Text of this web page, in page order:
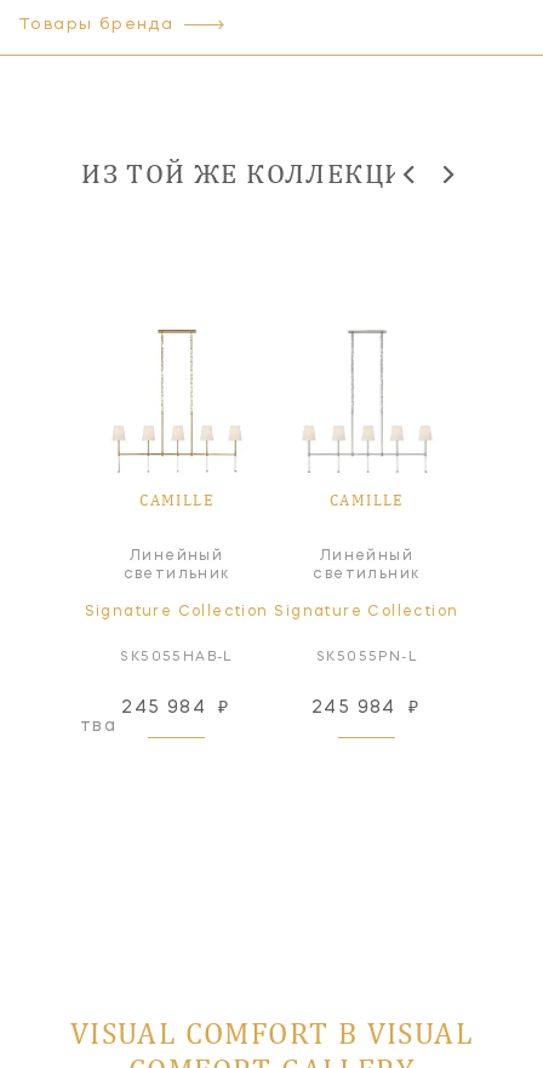
Товары бренда
ИЗ ТОЙ ЖЕ КОЛЛЕКЦИИ
CAMILLE
Линейный
светильник
Signature Collection
SK5055HAB-L
245 984 ₽
CAMILLE
Линейный
светильник
Signature Collection
SK5055PN-L
245 984 ₽
VISUAL COMFORT В VISUAL